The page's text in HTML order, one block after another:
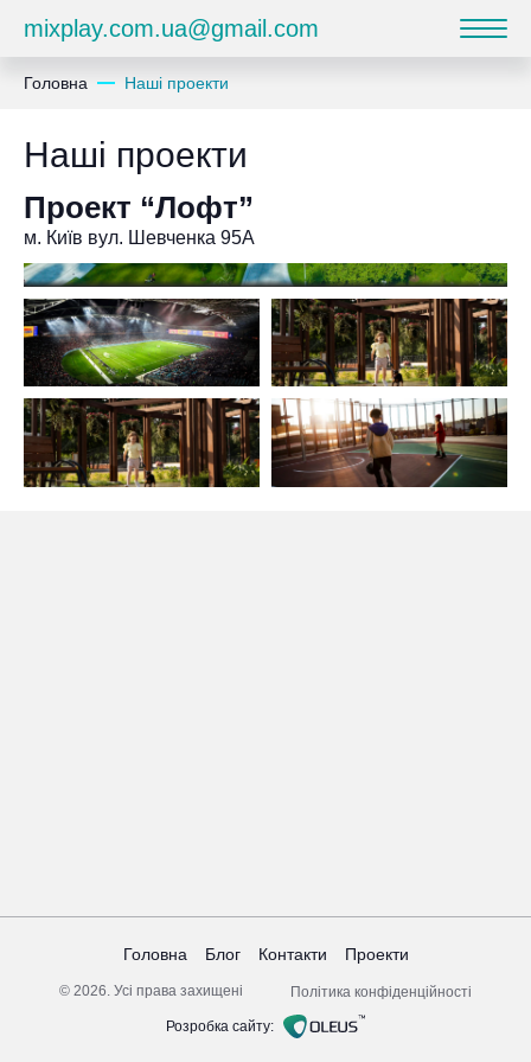
mixplay.com.ua@gmail.com
Головна Наші проекти
Наші проекти
Проект “Лофт”
м. Київ вул. Шевченка 95А
© 2026. Усі права захищені Політика конфіденційності
Головна Блог Контакти Проекти
Розробка сайту: